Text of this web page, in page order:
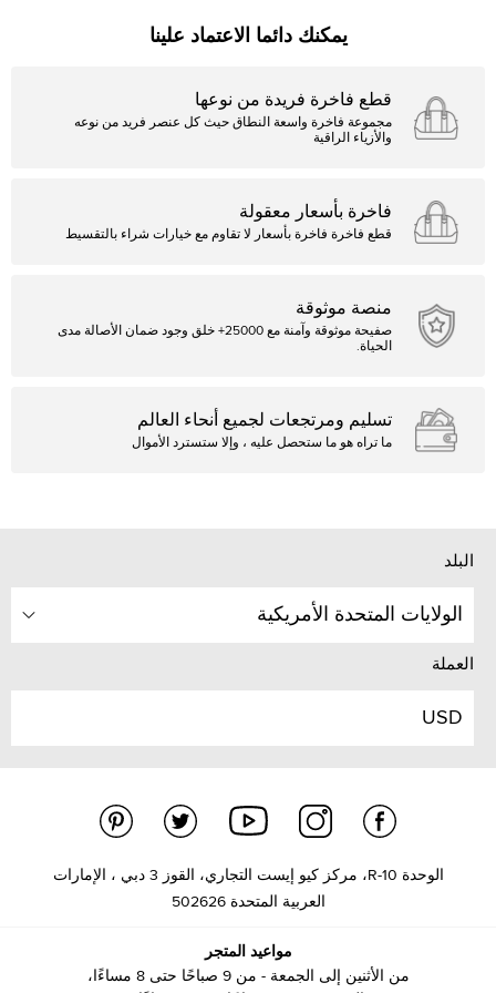
يمكنك دائما الاعتماد علينا
قطع فاخرة فريدة من نوعها
مجموعة فاخرة واسعة النطاق حيث كل عنصر فريد من نوعه
والأزياء الراقية
فاخرة بأسعار معقولة
قطع فاخرة فاخرة بأسعار لا تقاوم مع خيارات شراء بالتقسيط
منصة موثوقة
صفيحة موثوقة وآمنة مع 25000+ خلق وجود ضمان الأصالة مدى
الحياة.
تسليم ومرتجعات لجميع أنحاء العالم
ما تراه هو ما ستحصل عليه ، وإلا ستسترد الأموال
البلد
الولايات المتحدة الأمريكية
العملة
USD
الوحدة R-10، مركز كيو إيست التجاري، القوز 3 دبي ، الإمارات
العربية المتحدة 502626
مواعيد المتجر
من الأثنين إلى الجمعة - من 9 صباحًا حتى 8 مساءًا،